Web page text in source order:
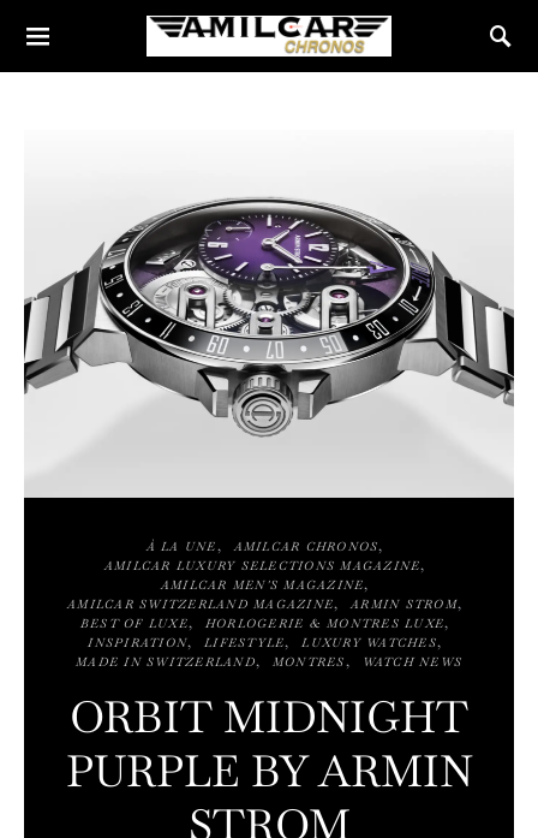
À LA UNE
AMILCAR CHRONOS
AMILCAR LUXURY SELECTIONS MAGAZINE
AMILCAR MEN'S MAGAZINE
AMILCAR SWITZERLAND MAGAZINE
ARMIN STROM
BEST OF LUXE
HORLOGERIE & MONTRES LUXE
INSPIRATION
LIFESTYLE
LUXURY WATCHES
MADE IN SWITZERLAND
MONTRES WATCH NEWS
ORBIT MIDNIGHT
PURPLE BY ARMIN
STROM